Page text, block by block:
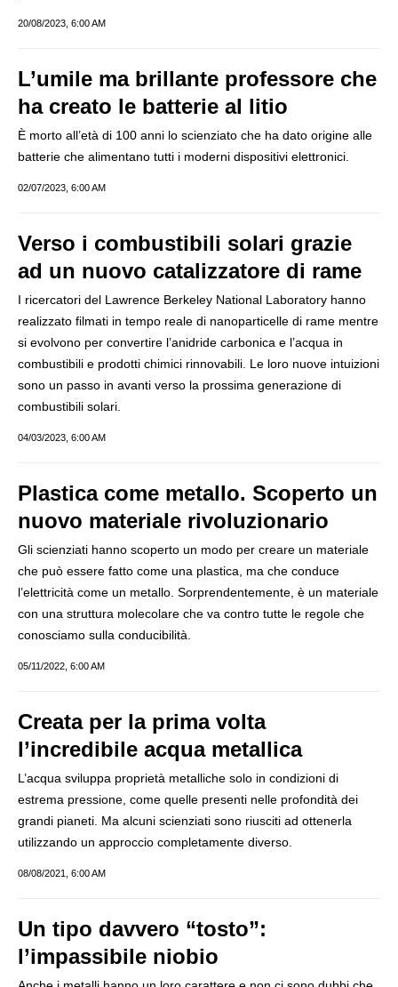
20/08/2023, 6:00 AM
L’umile ma brillante professore che
ha creato le batterie al litio
È morto all’età di 100 anni lo scienziato che ha dato origine alle
batterie che alimentano tutti i moderni dispositivi elettronici.
02/07/2023, 6:00 AM
Verso i combustibili solari grazie
ad un nuovo catalizzatore di rame
I ricercatori del Lawrence Berkeley National Laboratory hanno
realizzato filmati in tempo reale di nanoparticelle di rame mentre
si evolvono per convertire l’anidride carbonica e l’acqua in
combustibili e prodotti chimici rinnovabili. Le loro nuove intuizioni
sono un passo in avanti verso la prossima generazione di
combustibili solari.
04/03/2023, 6:00 AM
Plastica come metallo. Scoperto un
nuovo materiale rivoluzionario
Gli scienziati hanno scoperto un modo per creare un materiale
che può essere fatto come una plastica, ma che conduce
l’elettricità come un metallo. Sorprendentemente, è un materiale
con una struttura molecolare che va contro tutte le regole che
conosciamo sulla conducibilità.
05/11/2022, 6:00 AM
Creata per la prima volta
l’incredibile acqua metallica
L’acqua sviluppa proprietà metalliche solo in condizioni di
estrema pressione, come quelle presenti nelle profondità dei
grandi pianeti. Ma alcuni scienziati sono riusciti ad ottenerla
utilizzando un approccio completamente diverso.
08/08/2021, 6:00 AM
Un tipo davvero “tosto”:
l’impassibile niobio